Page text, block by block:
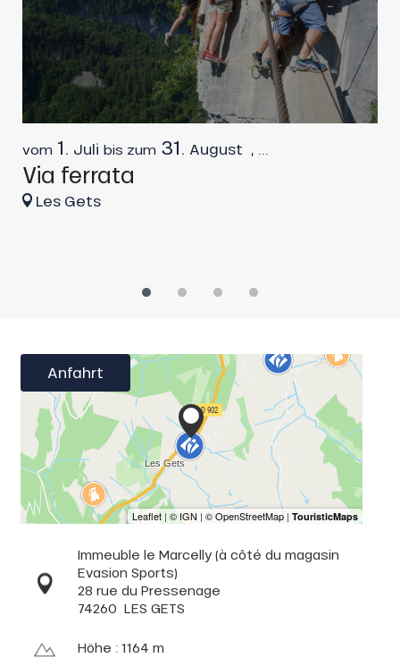
vom 1. Juli bis zum 31. August ,
Via ferrata
Les Gets
Anfahrt
Immeuble le Marcelly (à côté du magasin
Evasion Sports)
28 rue du Pressenage
74260 LES GETS
Höhe : 1164 m